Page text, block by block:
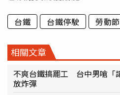
台鐵 台鐵停駛 勞動節
相關文章
不爽台鐵搞罷工 台中男嗆「
放炸彈